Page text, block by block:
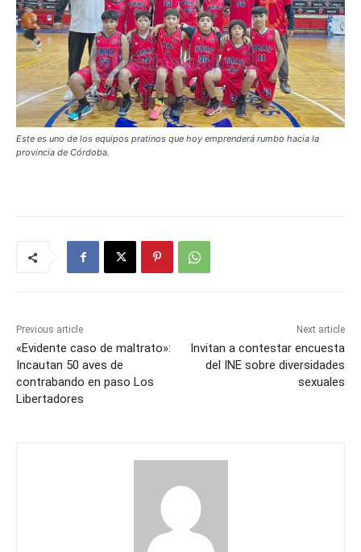
Este es uno de los equipos pratinos que hoy emprenderá rumbo hacia la
provincia de Córdoba.
Previous article
«Evidente caso de maltrato»:
Incautan 50 aves de
contrabando en paso Los
Libertadores
Next article
Invitan a contestar encuesta
del INE sobre diversidades
sexuales